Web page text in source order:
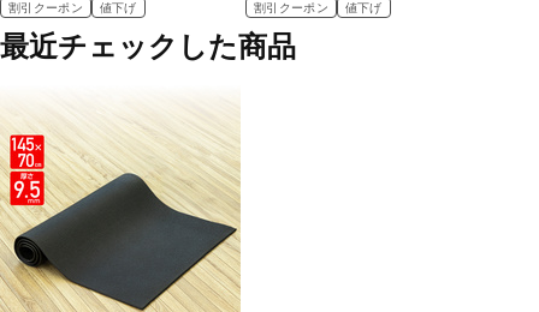
割引クーポン 値下げ 割引クーポン 値下げ
最近チェックした商品